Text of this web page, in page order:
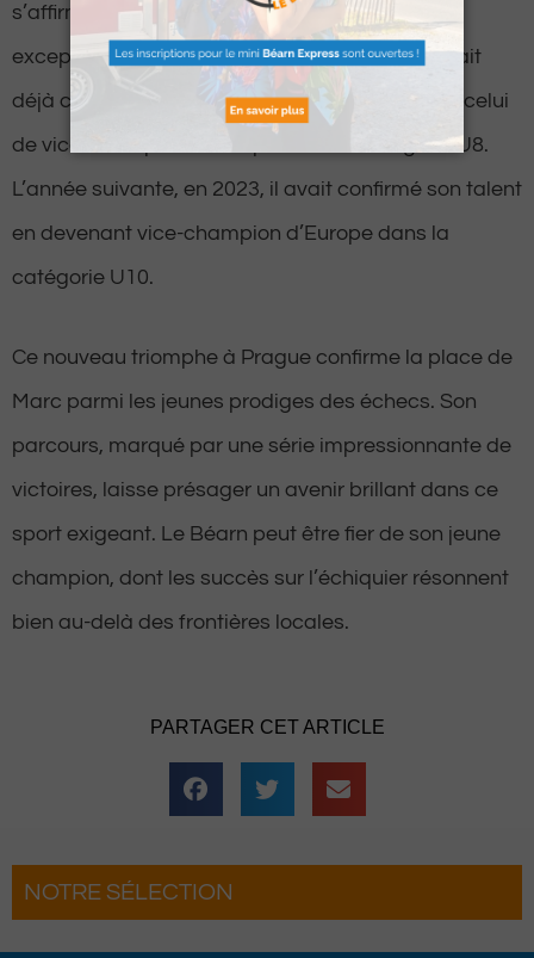
s’affirme déjà comme un joueur d’échecs
exceptionnel. En 2022, à l’âge de huit ans, il avait
déjà conquis le titre de champion du monde et celui
de vice-champion d’Europe dans la catégorie U8.
L’année suivante, en 2023, il avait confirmé son talent
en devenant vice-champion d’Europe dans la
catégorie U10.
Ce nouveau triomphe à Prague confirme la place de
Marc parmi les jeunes prodiges des échecs. Son
parcours, marqué par une série impressionnante de
victoires, laisse présager un avenir brillant dans ce
sport exigeant. Le Béarn peut être fier de son jeune
champion, dont les succès sur l’échiquier résonnent
bien au-delà des frontières locales.
PARTAGER CET ARTICLE
NOTRE SÉLECTION
Pau : La Fête du Roi fait son grand
pour une troisième édition